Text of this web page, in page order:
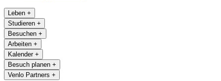
Leben +
Studieren +
Besuchen +
Arbeiten +
Kalender +
Besuch planen +
Venlo Partners +